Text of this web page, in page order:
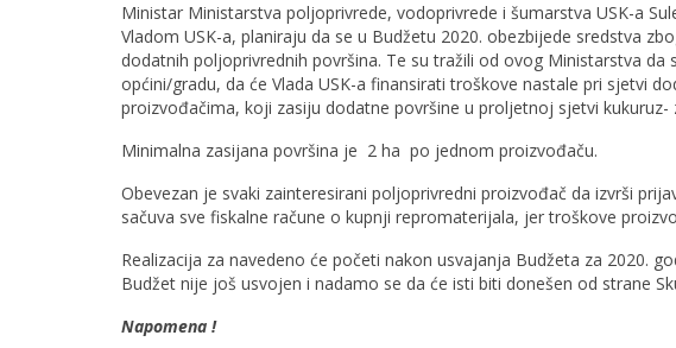
Ministar Ministarstva poljoprivrede, vodoprivrede i šumarstva USK-a
Vladom USK-a, planiraju da se u Budžetu 2020. obezbijede sredstva
dodatnih poljoprivrednih površina. Te su tražili od ovog Ministarstva
općini/gradu, da će Vlada USK-a finansirati troškove nastale pri sjetvi
proizvođačima, koji zasiju dodatne površine u proljetnoj sjetvi
Minimalna zasijana površina je 2 ha po jednom proizvođaču.
Obevezan je svaki zainteresirani poljoprivredni proizvođač da izvrši
sačuva sve fiskalne račune o kupnji repromaterijala, jer troškove
Realizacija za navedeno će početi nakon usvajanja Budžeta za 2020.
Budžet nije još usvojen i nadamo se da će isti biti donešen od strane
Napomena !